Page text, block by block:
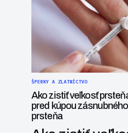
ŠPERKY A ZLATNÍCTVO
Ako zistiť veľkosť
pred kúpou
prsteňa